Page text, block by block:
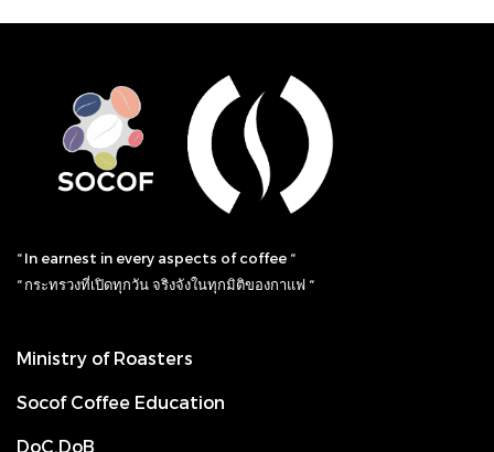
“ In earnest in every aspects of coffee “
“ กระทรวงที่เปิดทุกวัน จริงจังในทุกมิติของกาแฟ “
Ministry of Roasters
Socof Coffee Education
DoC.DoB